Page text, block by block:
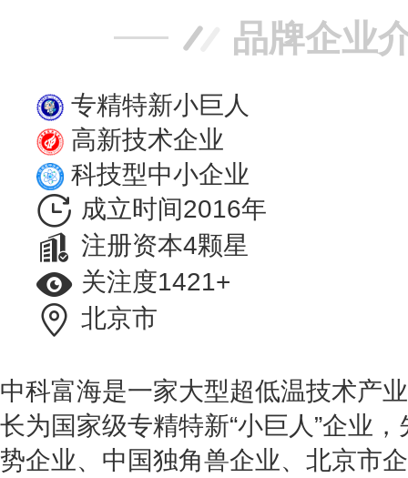
品牌企业
专精特新小巨人
高新技术企业
科技型中小企业
成立时间2016年
注册资本4颗星
关注度1421+
北京市
中科富海是一家大型超低温技术产
长为国家级专精特新“小巨人”企业
势企业、中国独角兽企业、北京市